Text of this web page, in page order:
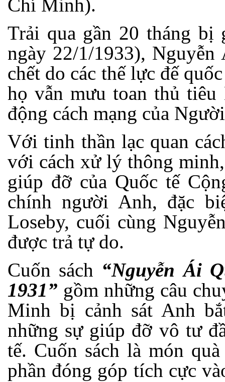
Chí Minh).
Trải qua gần 20 tháng bị
ngày 22/1/1933),
chết do các thế lực đế
họ vẫn mưu toan thủ
động cách mạng của
Với tinh thần lạc quan
với cách xử lý thông
giúp đỡ của Quốc tế
chính người Anh, đặc
Loseby, cuối cùng
được trả tự do.
Cuốn sách “Nguyễn Ái
1931” gồm những câu
Minh bị cảnh sát Anh
những sự giúp đỡ vô tư
tế. Cuốn sách là món
phần đóng góp tích cực